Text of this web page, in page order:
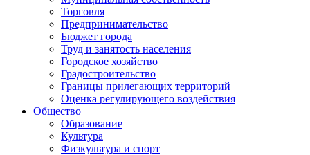
Торговля
Предпринимательство
Бюджет города
Труд и занятость населения
Городское хозяйство
Градостроительство
Границы прилегающих территорий
Оценка регулирующего воздействия
Общество
Образование
Культура
Физкультура и спорт